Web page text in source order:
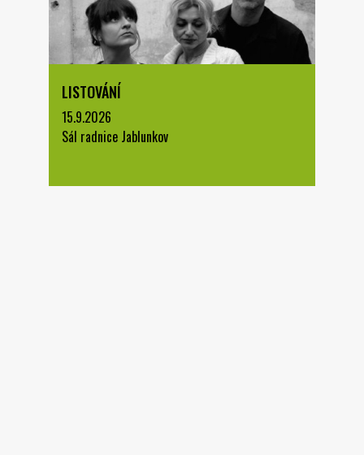
LISTOVÁNÍ
15.9.2026
Sál radnice Jablunkov